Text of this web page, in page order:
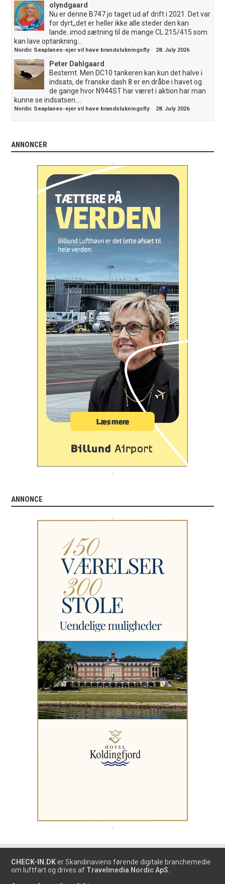
olyndgaard
Nu er denne B747 jo taget ud af drift i 2021. Det var
for dyrt,,det er heller ikke alle steder den kan
lande..imod sætning til de mange CL 215/415 som
kan lave optankning...
Nordic Seaplanes-ejer vil have brandslukningsfly · 28. July 2026
Peter Dahlgaard
Bestemt. Men DC10 tankeren kan kun det halve i
indsats, de franske dash 8 er en dråbe i havet og
de gange hvor N944ST har været i aktion har man
kunne se indsatsen....
Nordic Seaplanes-ejer vil have brandslukningsfly · 28. July 2026
ANNONCER
ANNONCE
CHECK-IN.DK er Skandinaviens førende digitale branchemedie
om luftfart og drives af Travelmedia Nordic ApS.